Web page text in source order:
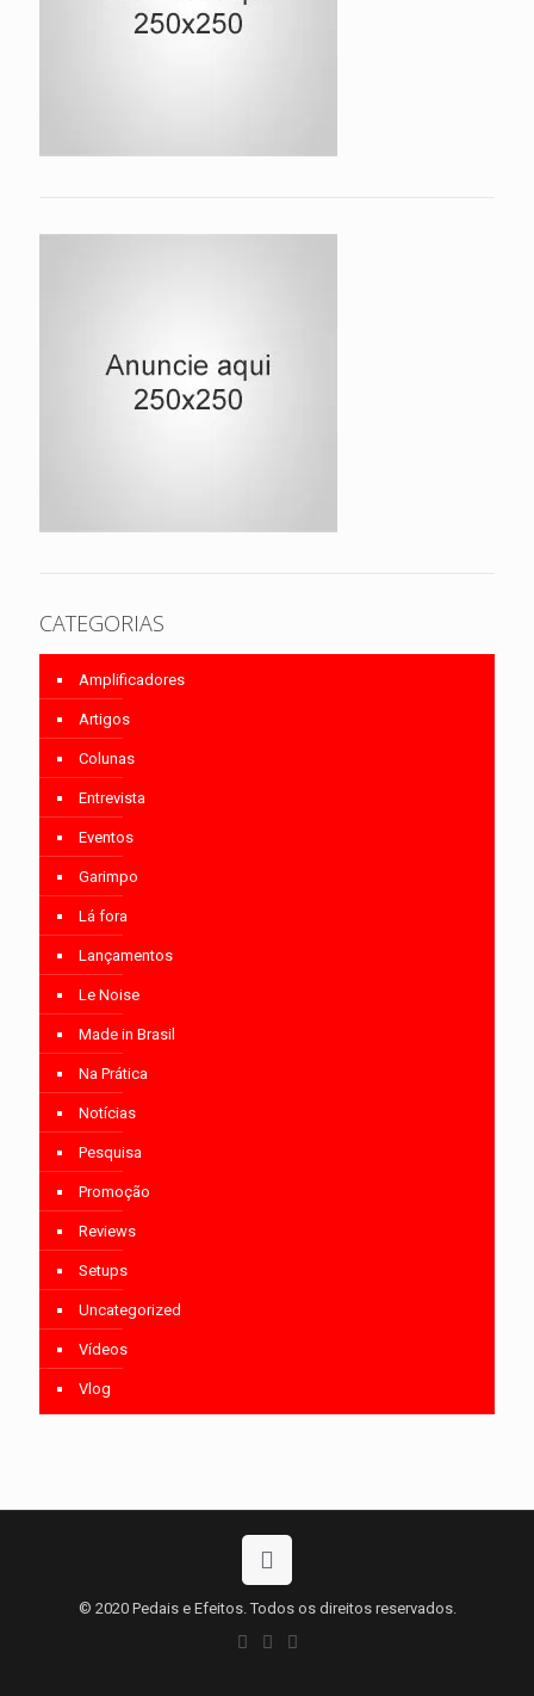
CATEGORIAS
Amplificadores
Artigos
Colunas
Entrevista
Eventos
Garimpo
Lá fora
Lançamentos
Le Noise
Made in Brasil
Na Prática
Notícias
Pesquisa
Promoção
Reviews
Setups
Uncategorized
Vídeos
Vlog
© 2020 Pedais e Efeitos. Todos os direitos reservados.